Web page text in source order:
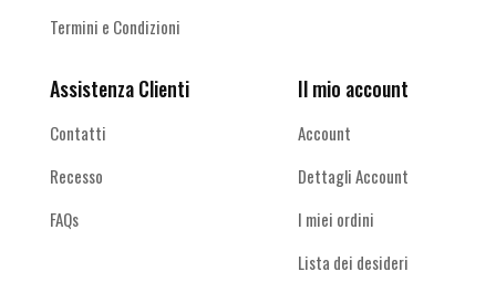
Termini e Condizioni
Assistenza Clienti
Contatti
Recesso
FAQs
Il mio account
Account
Dettagli Account
I miei ordini
Lista dei desideri